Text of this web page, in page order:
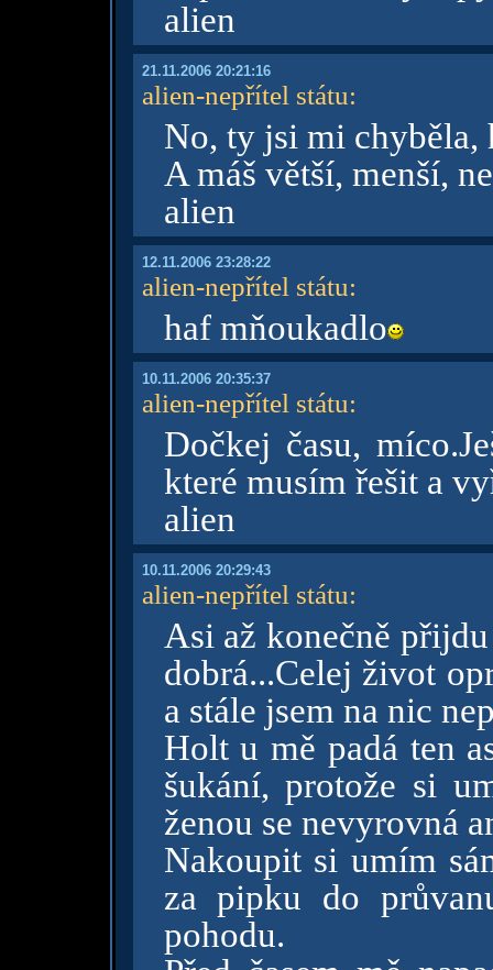
alien
21.11.2006 20:21:16
alien-nepřítel státu:
No, ty jsi mi chyběla,
A máš větší, menší,
alien
12.11.2006 23:28:22
alien-nepřítel státu:
haf mňoukadlo
10.11.2006 20:35:37
alien-nepřítel státu:
Dočkej času,
které musím řešit a
alien
10.11.2006 20:29:43
alien-nepřítel státu:
Asi až konečně
dobrá...Celej život
a stále jsem na nic
Holt u mě padá ten
šukání, protože si
ženou se nevyrovná
Nakoupit si umím
za pipku do
pohodu.